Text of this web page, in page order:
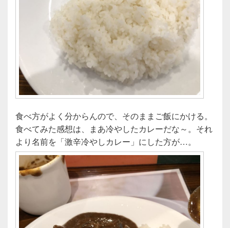
食べ方がよく分からんので、そのままご飯にかける。
食べてみた感想は、まあ冷やしたカレーだな～。それ
より名前を「激辛冷やしカレー」にした方が…。